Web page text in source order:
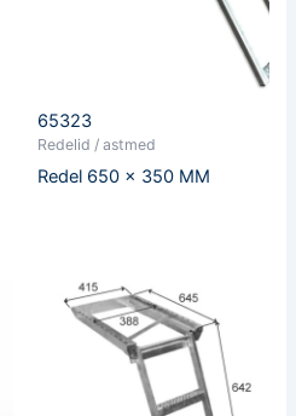
65323
Redelid / astmed
Redel 650 x 350 MM